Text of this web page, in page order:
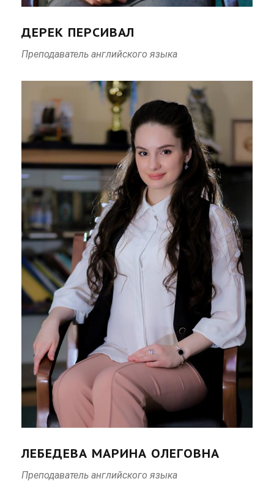
ДЕРЕК ПЕРСИВАЛ
Преподаватель английского языка
ЛЕБЕДЕВА МАРИНА ОЛЕГОВНА
Преподаватель английского языка